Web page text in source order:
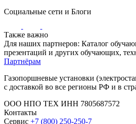
Социальные сети и Блоги
Также важно
Для наших партнеров: Каталог
презентаций и других обучающих,
Партнёрам
Газопоршневые установки
с доставкой во все регионы РФ и в
ООО НПО ТЕХ ИНН 7805687572
Контакты
Сервис +7 (800) 250-250-7